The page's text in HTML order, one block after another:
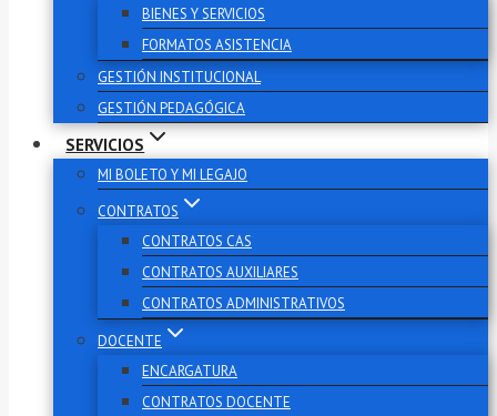
BIENES Y SERVICIOS
FORMATOS ASISTENCIA
GESTIÓN INSTITUCIONAL
GESTIÓN PEDAGÓGICA
SERVICIOS
MI BOLETO Y MI LEGAJO
CONTRATOS
CONTRATOS CAS
CONTRATOS AUXILIARES
CONTRATOS ADMINISTRATIVOS
DOCENTE
ENCARGATURA
CONTRATOS DOCENTE